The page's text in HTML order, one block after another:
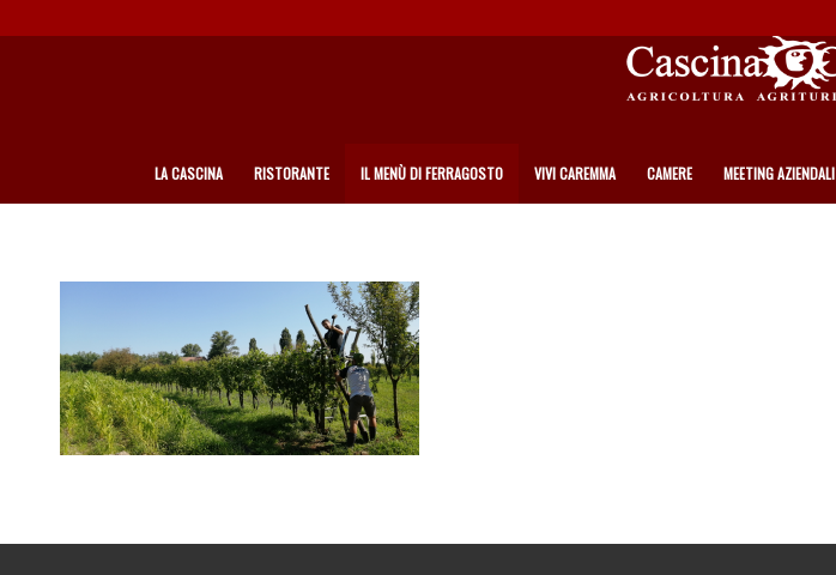
LA CASCINA RISTORANTE IL MENÙ DI FERRAGOSTO VIVI CAREMMA CAMERE MEETING AZIENDALI